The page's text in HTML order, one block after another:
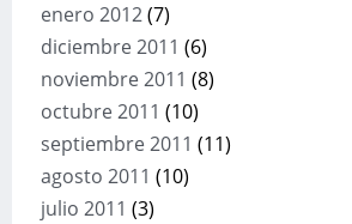
enero 2012(7)
diciembre 2011 (6)
noviembre 2011 (8)
octubre 2011 (10)
septiembre 2011 (11)
agosto 2011 (10)
julio 2011 (3)